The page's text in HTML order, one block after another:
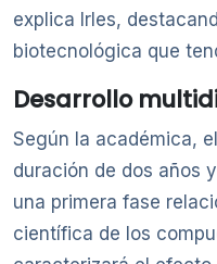
explica Irles,
biotecnológica que
Desarrollo
Según la académica,
duración de dos años
una primera fase
científica de los